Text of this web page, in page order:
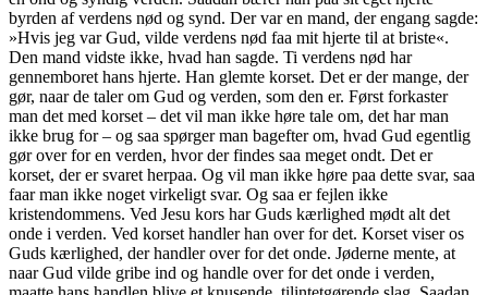
byrden af verdens nød og synd. Der var en mand, der engang sagde:
»Hvis jeg var Gud, vilde verdens nød faa mit hjerte til at briste«.
Den mand vidste ikke, hvad han sagde. Ti verdens nød har
gennemboret hans hjerte. Han glemte korset. Det er der mange, der
gør, naar de taler om Gud og verden, som den er. Først forkaster
man det med korset – det vil man ikke høre tale om, det har man
ikke brug for – og saa spørger man bagefter om, hvad Gud egentlig
gør over for en verden, hvor der findes saa meget ondt. Det er
korset, der er svaret herpaa. Og vil man ikke høre paa dette svar, saa
faar man ikke noget virkeligt svar. Og saa er fejlen ikke
kristendommens. Ved Jesu kors har Guds kærlighed mødt alt det
onde i verden. Ved korset handler han over for det. Korset viser os
Guds kærlighed, der handler over for det onde. Jøderne mente, at
naar Gud vilde gribe ind og handle over for det onde i verden,